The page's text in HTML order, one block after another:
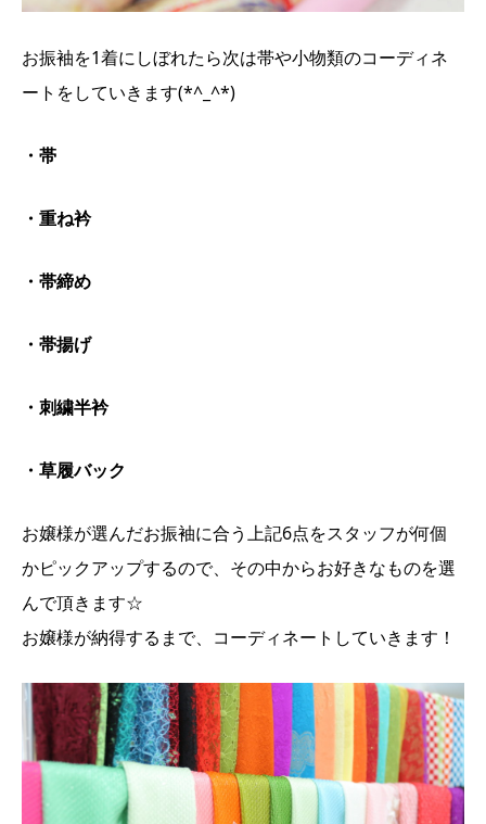
お振袖を1着にしぼれたら次は帯や小物類のコーディネ
ートをしていきます(*^_^*)
・帯
・重ね衿
・帯締め
・帯揚げ
・刺繍半衿
・草履バック
お嬢様が選んだお振袖に合う上記6点をスタッフが何個
かピックアップするので、 その中からお好きなものを選
んで頂きます☆
お嬢様が納得するまで、コーディネートしていきます！